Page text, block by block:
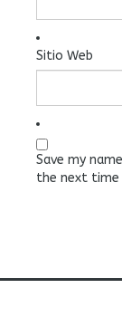
Sitio Web
Save my
the next time